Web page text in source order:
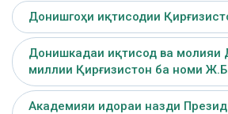
Донишгоҳи иқтисодии
Донишкадаи иқтисод ва молияи
миллии Қирғизистон ба номи
Академияи идораи назди